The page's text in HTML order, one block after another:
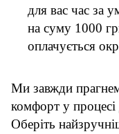
для вас час за
на суму 1000
оплачується
Ми завжди
комфорт у
Оберіть